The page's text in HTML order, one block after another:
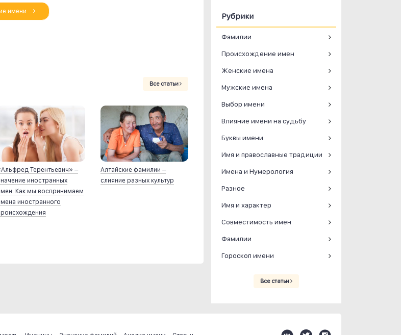
имени
Все статьи
Терентьевич» –
иностранных
Как мы воспринимаем
иностранного
Алтайские фамилии –
слияние разных культур
Рубрики
Фамилии
Происхождение имен
Женские имена
Мужские имена
Выбор имени
Влияние имени на судьбу
Буквы имени
Имя и православные традиции
Имена и Нумерология
Разное
Имя и характер
Совместимость имен
Фамилии
Гороскоп имени
Все статьи